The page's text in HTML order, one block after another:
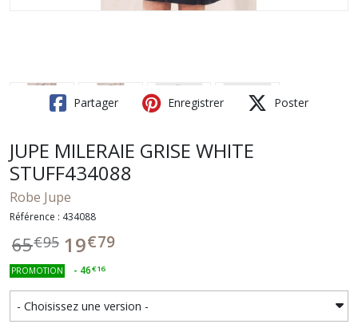
Partager Enregistrer Poster
JUPE MILERAIE GRISE WHITE
STUFF434088
Robe Jupe
Référence : 434088
65€95 19€79
PROMOTION - 46€16